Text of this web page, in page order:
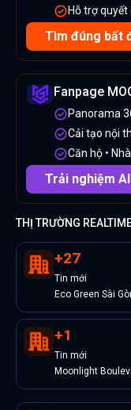
Hỗ trợ
Tìm đúng bất
Fanpage
Panorama
Cải tạo nội
Căn hộ •
Trải nghiệm
THỊ TRƯỜNG
+27
Tin mới
Eco Green Sài
+1
Tin mới
Moonlight